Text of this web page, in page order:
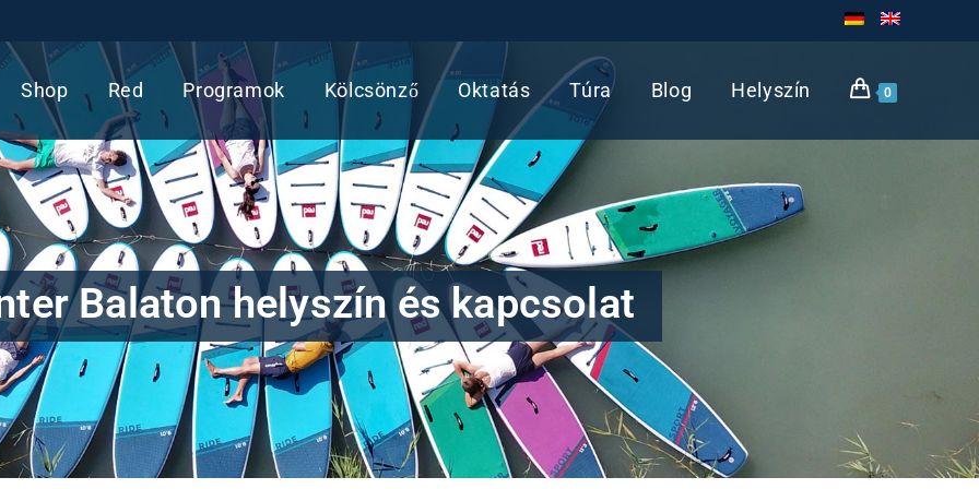
Shop Red Programok Kölcsönző Oktatás Túra Blog Helyszín 0
Balaton helyszín és kapcsolat